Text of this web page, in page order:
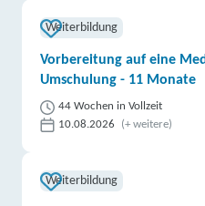
Weiterbildung
Vorbereitung auf eine
Umschulung - 11 Monate
44 Wochen in Vollzeit
10.08.2026
(+ weitere)
Weiterbildung